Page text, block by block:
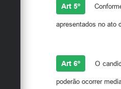
Art 5º
apresentados no ato
Art 6º O
poderão ocorrer